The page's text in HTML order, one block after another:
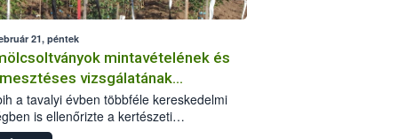
21, péntek
mintavételének és
vizsgálatának
a tavalyi évben többféle kereskedelmi
is ellenőrizte a kertészeti
Az adminisztratív szempontú